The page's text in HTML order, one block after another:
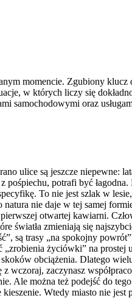
momencie. Zgubiony
w których liczy się
samochodowymi oraz
ulice są jeszcze
potrafi być
To nie jest szlak w
nie daje w tej samej
otwartej kawiarni.
światła zmieniają się
są trasy „na spokojny
życiówki” na
obciążenia. Dlatego
zaczynasz
Ale można też podejść do
Wtedy miasto nie jest